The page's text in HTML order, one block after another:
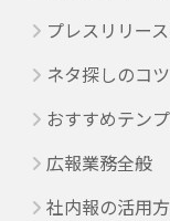
プレスリリー
ネタ探しのコツ
おすすめテン
広報業務全般
社内報の活用